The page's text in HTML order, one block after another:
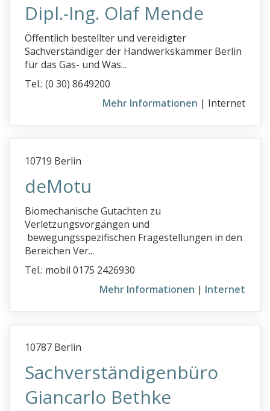
Dipl.-Ing. Olaf Mende
Öffentlich bestellter und vereidigter
Sachverständiger der Handwerkskammer Berlin
für das Gas- und Was...
Tel.: (0 30) 8649200
Mehr Informationen | Internet
10719 Berlin
deMotu
Biomechanische Gutachten zu
Verletzungsvorgängen und
bewegungsspezifischen Fragestellungen in den
Bereichen Ver...
Tel.: mobil 0175 2426930
Mehr Informationen | Internet
10787 Berlin
Sachverständigenbüro
Giancarlo Bethke